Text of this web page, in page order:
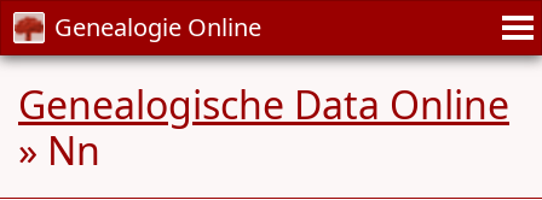
Genealogie Online
Genealogische Data Online
» Nn